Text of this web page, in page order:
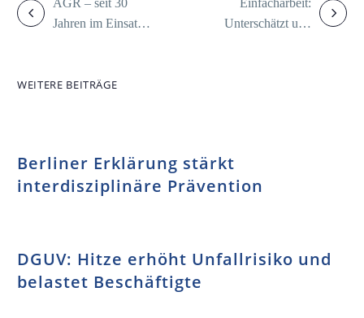
Jahren im Einsatz
Unterschätzt und
WEITERE BEITRÄGE
Berliner Erklärung stärkt
interdisziplinäre Prävention
DGUV: Hitze erhöht Unfallrisiko und
belastet Beschäftigte